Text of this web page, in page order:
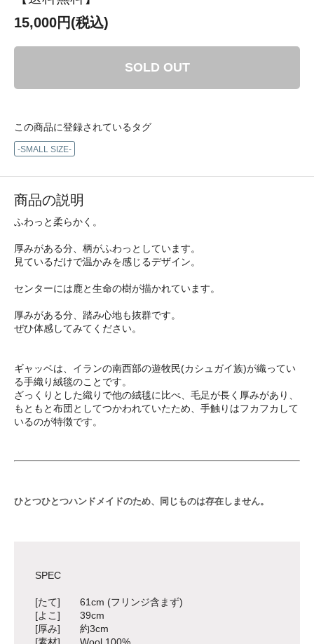
15,000円(税込)
SOLD OUT
この商品に登録されているタグ
-SMALL SIZE-
商品の説明
ふわっと柔らかく。
厚みがある分、柄がふわっとしています。
見ているだけで温かみを感じるデザイン。
センターには鹿と生命の樹が描かれています。
厚みがある分、踏み心地も抜群です。
ぜひ体感してみてください。
ギャッベは、イランの南西部の遊牧民(カシュガイ族)が織ってい
る手織り絨毯のことです。
ざっくりとした織りで他の絨毯に比べ、毛足が長く厚みがあり、
もともと布団としてつかわれていたため、手触りはフカフカして
いるのが特徴です。
ひとつひとつハンドメイドのため、同じものは存在しません。
SPEC
[たて] 61cm (フリンジ含まず)
[よこ] 39cm
[厚み] 約3cm